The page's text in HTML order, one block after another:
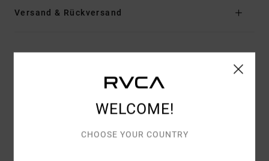
Versand & Rückversand
DURCHSCHNITTLICHE BEWERTUNG
4.0/5
WELCOME!
CHOOSE YOUR COUNTRY